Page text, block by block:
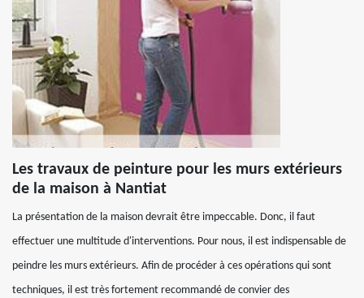
Les travaux de peinture pour les murs extérieurs
de la maison à Nantiat
La présentation de la maison devrait être impeccable. Donc, il faut
effectuer une multitude d'interventions. Pour nous, il est indispensable de
peindre les murs extérieurs. Afin de procéder à ces opérations qui sont
techniques, il est très fortement recommandé de convier des